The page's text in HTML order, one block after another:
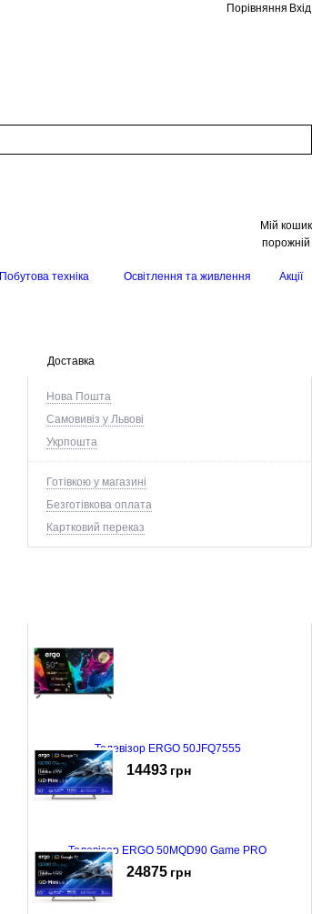
Порівняння Вхід
Мій кошик
порожній
Побутова техніка Освітлення та живлення Акції
Доставка
Нова Пошта
Самовивіз у Львові
Укрпошта
Готівкою у магазині
Безготівкова оплата
Картковий переказ
Телевізор ERGO 50JFQ7555
14493 грн
Телевізор ERGO 50MQD90 Game PRO
24875 грн